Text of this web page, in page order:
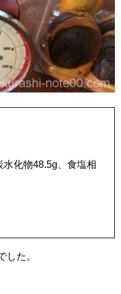
化物48.5g、食塩相
した。